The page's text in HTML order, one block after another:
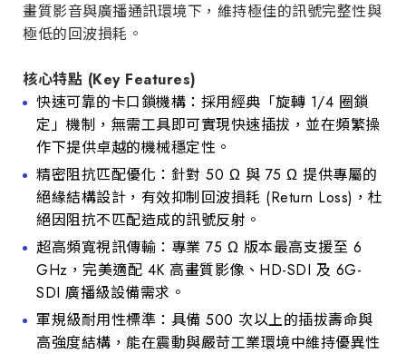
畫質影音與廣播通訊環境下，維持極佳的訊號完整性與
極低的回波損耗。
核心特點 (Key Features)
快速可靠的卡口鎖機構：採用經典「旋轉 1/4 圈鎖
定」機制，無需工具即可實現快速插拔，並在頻繁操
作下提供卓越的機械穩定性。
精密阻抗匹配優化：針對 50 Ω 與 75 Ω 提供專屬的
絕緣結構設計，有效抑制回波損耗 (Return Loss)，杜
絕因阻抗不匹配造成的訊號反射。
超高頻寬視訊傳輸：專業 75 Ω 版本最高支援至 6
GHz，完美適配 4K 高畫質影像、HD-SDI 及 6G-
SDI 廣播級設備需求。
軍規級耐用性標準：具備 500 次以上的插拔壽命與
高強度結構，能在震動與嚴苛工業環境中維持優異性